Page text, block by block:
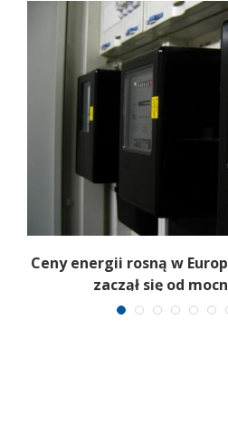
Ceny energii rosną w
zaczął się od